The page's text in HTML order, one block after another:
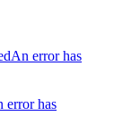
An error has
error has